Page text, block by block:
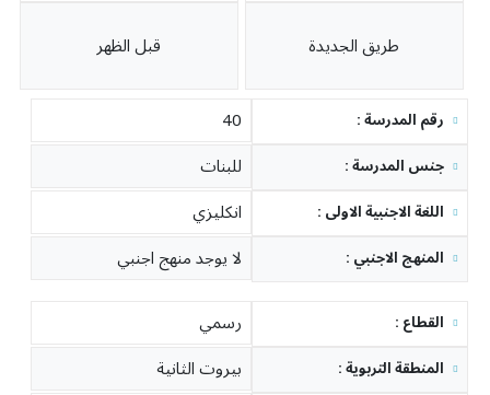
طريق الجديدة قبل الظهر
: رقم المدرسة 40
: جنس المدرسة للبنات
: اللغة الاجنبية الاولى انكليزي
: المنهج الاجنبي لا يوجد منهج اجنبي
: القطاع رسمي
: المنطقة التربوية بيروت الثانية